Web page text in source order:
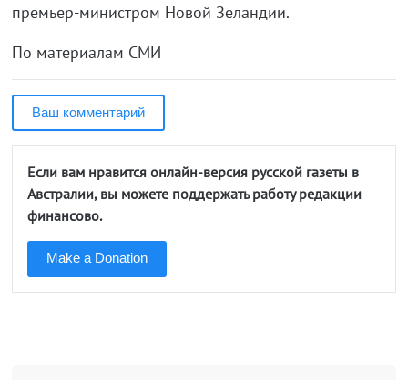
премьер-министром Новой Зеландии.
По материалам СМИ
Ваш комментарий
Если вам нравится онлайн-версия русской газеты в
Австралии, вы можете поддержать работу редакции
финансово.
Make a Donation